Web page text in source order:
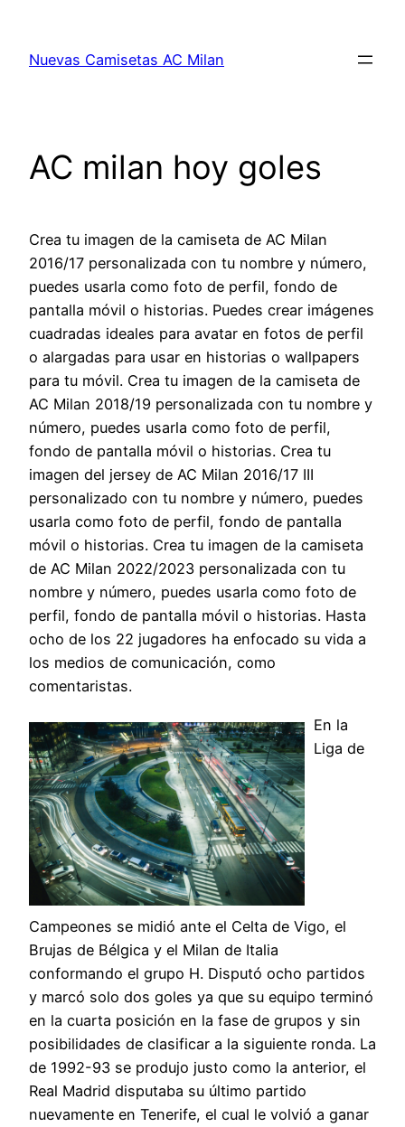
contenido
Nuevas Camisetas AC Milan
AC milan hoy goles
Crea tu imagen de la camiseta de AC Milan
2016/17 personalizada con tu nombre y número,
puedes usarla como foto de perfil, fondo de
pantalla móvil o historias. Puedes crear imágenes
cuadradas ideales para avatar en fotos de perfil
o alargadas para usar en historias o wallpapers
para tu móvil. Crea tu imagen de la camiseta de
AC Milan 2018/19 personalizada con tu nombre y
número, puedes usarla como foto de perfil,
fondo de pantalla móvil o historias. Crea tu
imagen del jersey de AC Milan 2016/17 III
personalizado con tu nombre y número, puedes
usarla como foto de perfil, fondo de pantalla
móvil o historias. Crea tu imagen de la camiseta
de AC Milan 2022/2023 personalizada con tu
nombre y número, puedes usarla como foto de
perfil, fondo de pantalla móvil o historias. Hasta
ocho de los 22 jugadores ha enfocado su vida a
los medios de comunicación, como
comentaristas.
En la
Liga de
Campeones se midió ante el Celta de Vigo, el
Brujas de Bélgica y el Milan de Italia
conformando el grupo H. Disputó ocho partidos
y marcó solo dos goles ya que su equipo terminó
en la cuarta posición en la fase de grupos y sin
posibilidades de clasificar a la siguiente ronda. La
de 1992-93 se produjo justo como la anterior, el
Real Madrid disputaba su último partido
nuevamente en Tenerife, el cual le volvió a ganar